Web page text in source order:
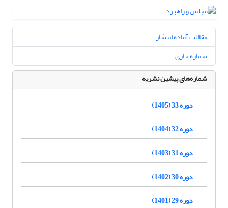
مقالات آماده انتشار
شماره جاری
شماره‌های پیشین نشریه
دوره 33 (1405)
دوره 32 (1404)
دوره 31 (1403)
دوره 30 (1402)
دوره 29 (1401)